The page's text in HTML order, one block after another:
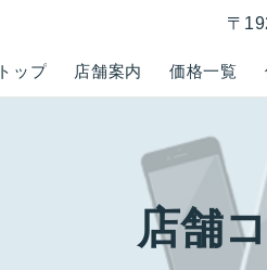
トップ 店舗案内 価格一覧
〒
店舗